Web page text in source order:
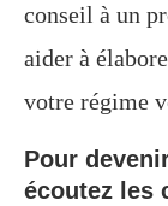
conseil à un
aider à
votre régime
Pour
écoutez les